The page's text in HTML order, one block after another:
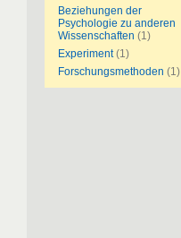
Beziehungen der
Psychologie zu anderen
Wissenschaften (1)
Experiment (1)
Forschungsmethoden (1)